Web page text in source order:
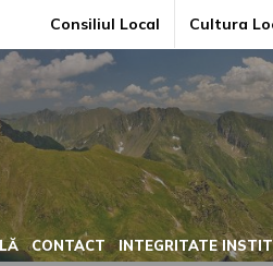
Consiliul Local Cultura
CONTACT INTEGRITATE